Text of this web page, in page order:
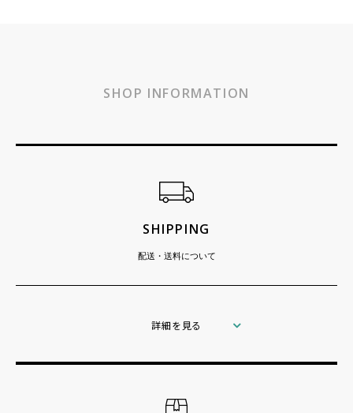
SHOP INFORMATION
SHIPPING
配送・送料について
詳細を見る